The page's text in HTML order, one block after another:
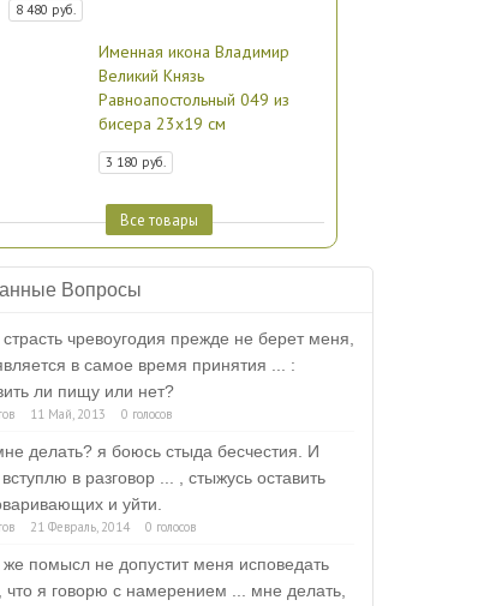
8 480 руб.
Именная икона Владимир
Великий Князь
Равноапостольный 049 из
бисера 23х19 см
3 180 руб.
Все товары
Вопросы
чревоугодия прежде не берет меня,
в самое время принятия ... :
ли пищу или нет?
11 Май, 2013 0 голосов
делать? я боюсь стыда бесчестия. И
в разговор ... , стыжусь оставить
и уйти.
21 Февраль, 2014 0 голосов
же помысл не допустит меня исповедать
что я говорю с намерением ... мне делать,